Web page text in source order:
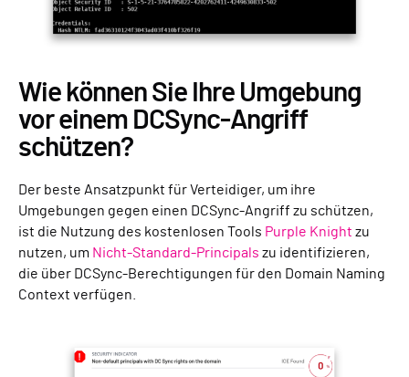
Wie können Sie Ihre Umgebung
vor einem DCSync-Angriff
schützen?
Der beste Ansatzpunkt für Verteidiger, um ihre
Umgebungen gegen einen DCSync-Angriff zu schützen,
ist die Nutzung des kostenlosen Tools Purple Knight zu
nutzen, um Nicht-Standard-Principals zu identifizieren,
die über DCSync-Berechtigungen für den Domain Naming
Context verfügen.